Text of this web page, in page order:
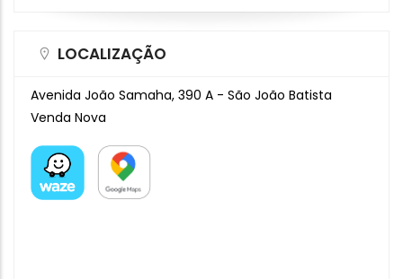
LOCALIZAÇÃO
Avenida João Samaha, 390 A - São João Batista
Venda Nova